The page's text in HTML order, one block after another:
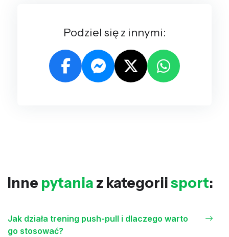
Podziel się z innymi:
Inne pytania z kategoriisport:
Jak działa trening push-pull i dlaczego warto
go stosować?